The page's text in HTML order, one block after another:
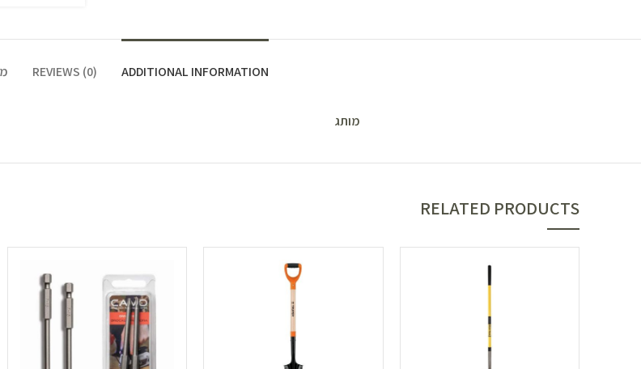
ADDITIONAL INFORMATION
REVIEWS (0)
מותג
RELATED PRODUCTS